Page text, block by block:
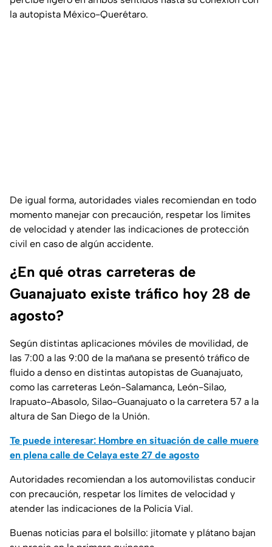
la autopista México-Querétaro.
De igual forma, autoridades viales recomiendan en todo
momento manejar con precaución, respetar los límites
de velocidad y atender las indicaciones de protección
civil en caso de algún accidente.
¿En qué otras carreteras de
Guanajuato existe tráfico hoy 28 de
agosto?
Según distintas aplicaciones móviles de movilidad, de
las 7:00 a las 9:00 de la mañana se presentó tráfico de
fluido a denso en distintas autopistas de Guanajuato,
como las carreteras León-Salamanca, León-Silao,
Irapuato-Abasolo, Silao-Guanajuato o la carretera 57 a la
altura de San Diego de la Unión.
Te puede interesar: Hombre en situación de calle muere
en plena calle de Celaya este 27 de agosto
Autoridades recomiendan a los automovilistas conducir
con precaución, respetar los límites de velocidad y
atender las indicaciones de la Policía Vial.
Buenas noticias para el bolsillo: jitomate y plátano bajan